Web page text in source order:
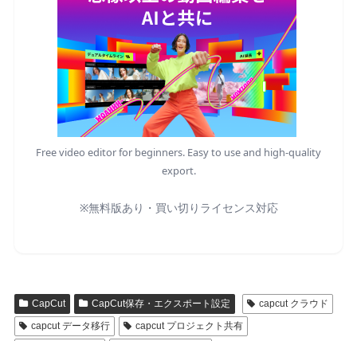
Free video editor for beginners. Easy to use and high-quality
export.
※無料版あり・買い切りライセンス対応
CapCut CapCut保存・エクスポート設定
capcut クラウド
capcut データ移行
capcut プロジェクト共有